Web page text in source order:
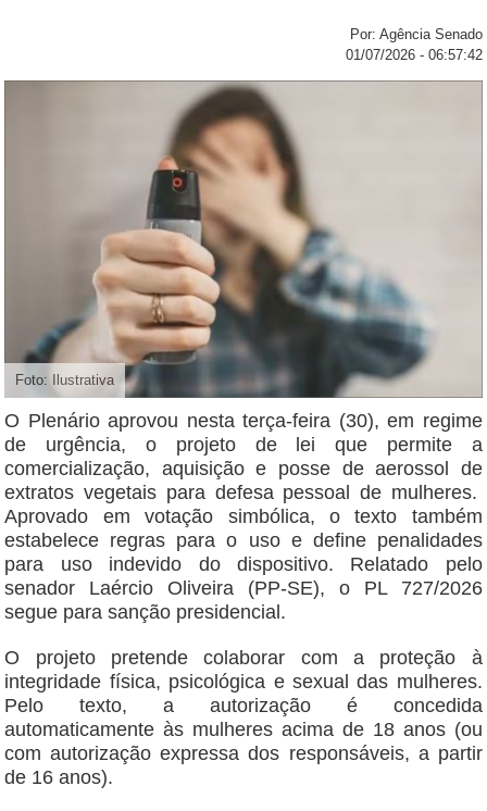
Por: Agência Senado
01/07/2026 - 06:57:42
Foto: Ilustrativa
O Plenário aprovou nesta terça-feira (30), em regime
de urgência, o projeto de lei que permite a
comercialização, aquisição e posse de aerossol de
extratos vegetais para defesa pessoal de mulheres.
Aprovado em votação simbólica, o texto também
estabelece regras para o uso e define penalidades
para uso indevido do dispositivo. Relatado pelo
senador Laércio Oliveira (PP-SE), o PL 727/2026
segue para sanção presidencial.
O projeto pretende colaborar com a proteção à
integridade física, psicológica e sexual das mulheres.
Pelo texto, a autorização é concedida
automaticamente às mulheres acima de 18 anos (ou
com autorização expressa dos responsáveis, a partir
de 16 anos).